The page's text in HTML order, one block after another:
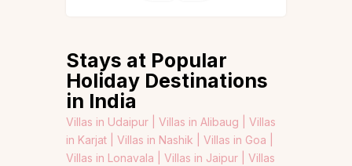
Stays at Popular
Holiday Destinations
in India
Villas in Udaipur | Villas in Alibaug | Villas
in Karjat | Villas in Nashik | Villas in Goa |
Villas in Lonavala | Villas in Jaipur | Villas